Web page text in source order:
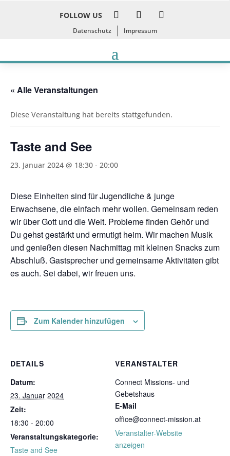
FOLLOW US
Datenschutz Impressum
« Alle Veranstaltungen
Diese Veranstaltung hat bereits stattgefunden.
Taste and See
23. Januar 2024 @ 18:30 - 20:00
Diese Einheiten sind für Jugendliche & junge
Erwachsene, die einfach mehr wollen. Gemeinsam reden
wir über Gott und die Welt. Probleme finden Gehör und
Du gehst gestärkt und ermutigt heim. Wir machen Musik
und genießen diesen Nachmittag mit kleinen Snacks zum
Abschluß. Gastsprecher und gemeinsame Aktivitäten gibt
es auch. Sei dabei, wir freuen uns.
Zum Kalender hinzufügen
DETAILS
Datum:
23. Januar 2024
Zeit:
18:30 - 20:00
Veranstaltungskategorie:
Taste and See
VERANSTALTER
Connect Missions- und
Gebetshaus
E-Mail
office@connect-mission.at
Veranstalter-Website
anzeigen